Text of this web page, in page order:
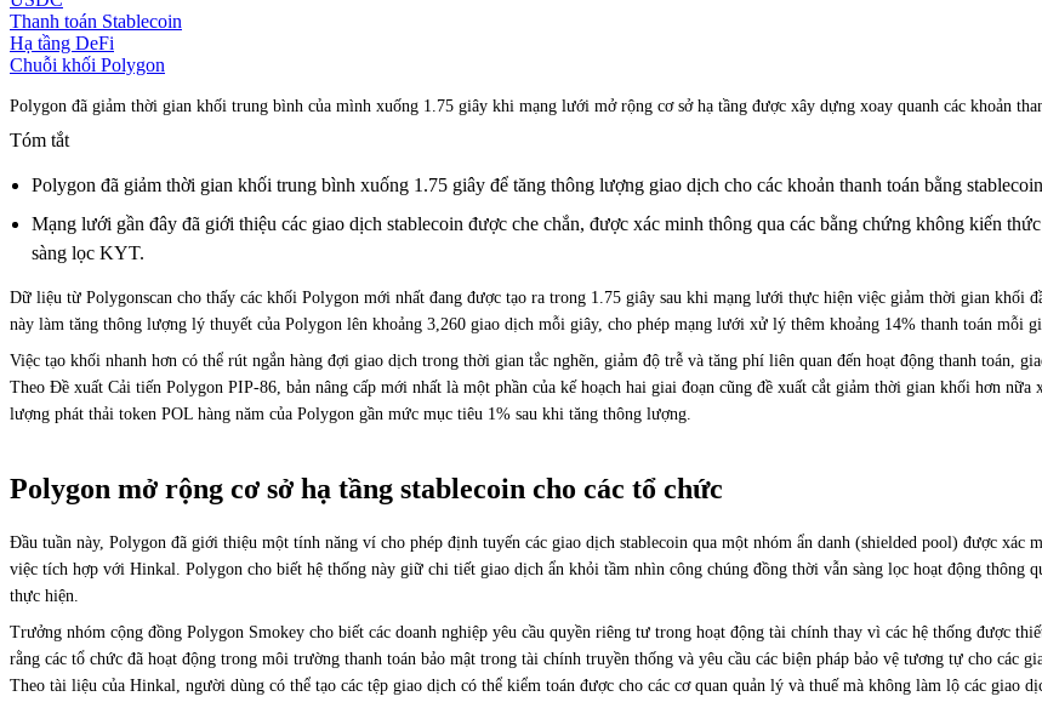
Thanh toán Stablecoin
Hạ tầng DeFi
Chuỗi khối Polygon
Polygon đã giảm thời gian khối trung bình của mình xuống 1.75 giây khi mạng lưới mở rộng cơ sở hạ tầng được xây dựng xoay quanh các khoản
Tóm tắt
Polygon đã giảm thời gian khối trung bình xuống 1.75 giây để tăng thông lượng giao dịch cho các khoản thanh toán bằng
Mạng lưới gần đây đã giới thiệu các giao dịch stablecoin được che chắn, được xác minh thông qua các bằng chứng không kiến
sàng lọc KYT.
Dữ liệu từ Polygonscan cho thấy các khối Polygon mới nhất đang được tạo ra trong 1.75 giây sau khi mạng lưới thực hiện việc giảm thời gian
này làm tăng thông lượng lý thuyết của Polygon lên khoảng 3,260 giao dịch mỗi giây, cho phép mạng lưới xử lý thêm khoảng 14% thanh toán mỗi
Việc tạo khối nhanh hơn có thể rút ngắn hàng đợi giao dịch trong thời gian tắc nghẽn, giảm độ trễ và tăng phí liên quan đến hoạt động thanh toán,
Theo Đề xuất Cải tiến Polygon PIP-86, bản nâng cấp mới nhất là một phần của kế hoạch hai giai đoạn cũng đề xuất cắt giảm thời gian khối hơn
lượng phát thải token POL hàng năm của Polygon gần mức mục tiêu 1% sau khi tăng thông lượng.
Polygon mở rộng cơ sở hạ tầng stablecoin cho các tổ chức
Đầu tuần này, Polygon đã giới thiệu một tính năng ví cho phép định tuyến các giao dịch stablecoin qua một nhóm ẩn danh (shielded pool) được
việc tích hợp với Hinkal. Polygon cho biết hệ thống này giữ chi tiết giao dịch ẩn khỏi tầm nhìn công chúng đồng thời vẫn sàng lọc hoạt động
thực hiện.
Trưởng nhóm cộng đồng Polygon Smokey cho biết các doanh nghiệp yêu cầu quyền riêng tư trong hoạt động tài chính thay vì các hệ thống được
rằng các tổ chức đã hoạt động trong môi trường thanh toán bảo mật trong tài chính truyền thống và yêu cầu các biện pháp bảo vệ tương tự cho các
Theo tài liệu của Hinkal, người dùng có thể tạo các tệp giao dịch có thể kiểm toán được cho các cơ quan quản lý và thuế mà không làm lộ các giao